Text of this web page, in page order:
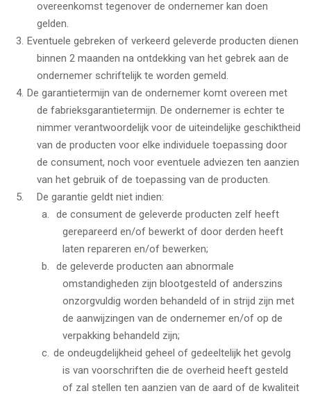
overeenkomst tegenover de ondernemer kan doen
gelden.
Eventuele gebreken of verkeerd geleverde producten dienen
binnen 2 maanden na ontdekking van het gebrek aan de
ondernemer schriftelijk te worden gemeld.
De garantietermijn van de ondernemer komt overeen met
de fabrieksgarantietermijn. De ondernemer is echter te
nimmer verantwoordelijk voor de uiteindelijke geschiktheid
van de producten voor elke individuele toepassing door
de consument, noch voor eventuele adviezen ten aanzien
van het gebruik of de toepassing van de producten.
De garantie geldt niet indien:
de consument de geleverde producten zelf heeft
gerepareerd en/of bewerkt of door derden heeft
laten repareren en/of bewerken;
de geleverde producten aan abnormale
omstandigheden zijn blootgesteld of anderszins
onzorgvuldig worden behandeld of in strijd zijn met
de aanwijzingen van de ondernemer en/of op de
verpakking behandeld zijn;
de ondeugdelijkheid geheel of gedeeltelijk het gevolg
is van voorschriften die de overheid heeft gesteld
of zal stellen ten aanzien van de aard of de kwaliteit